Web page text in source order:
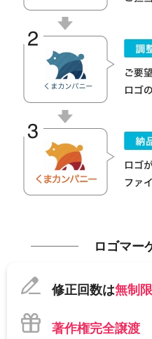
ロゴマー
修正回数は無制限
著作権完全譲渡